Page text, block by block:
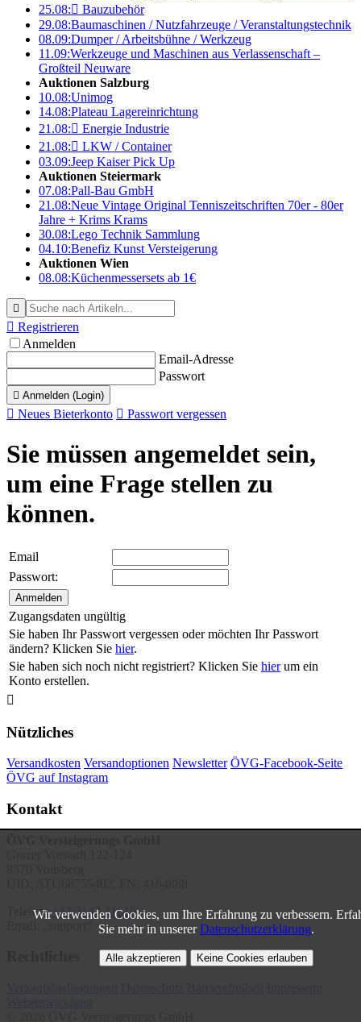
25.08: Bauzubehör
29.08:Baumaschinen / Nutzfahrzeuge / Veranstaltungstechnik
08.09:Dumper / Arbeitsbühne / Werkzeug
11.09:Werkzeuge und Maschinen aus Verlassenschaft –
Großteil Neuware
Auktionen Salzburg
10.08:Unimog
14.08:Plateau Lagereinrichtung
21.08: Energie Industrie
21.08: LKW / Container
03.09:Jeep Kaiser Pick Up
Auktionen Steiermark
07.08:Pall-Bau GmbH
21.08:Neue Vintage Original Tenniszeitschriften 70er - 80er
Jahre + Krims Krams
30.08:Lego Technik Sammlung
04.10:Benefiz Kunst Versteigerung
Auktionen Wien
08.08:Küchenmessersets ab 1€

 Registrieren
Anmelden
Email-Adresse
Passwort
 Anmelden (Login)
 Neues Bieterkonto  Passwort vergessen
Wir verwenden Cookies, um Ihre Erfahrung zu verbessern.
Sie mehr in unsererDatenschutzerklärung.
Alle akzeptieren Keine Cookies erlauben
Sie müssen angemeldet sein,
um eine Frage stellen zu
können.
Email
Passwort:
Zugangsdaten ungültig
Sie haben Ihr Passwort vergessen oder möchten Ihr Passwort
ändern? Klicken Sie hier.
Sie haben sich noch nicht registriert? Klicken Sie hierum ein
Konto erstellen.

Nützliches
Versandkosten Versandoptionen Newsletter ÖVG-Facebook-Seite
ÖVG auf Instagram
Kontakt
Telefon:+43 3142 21610